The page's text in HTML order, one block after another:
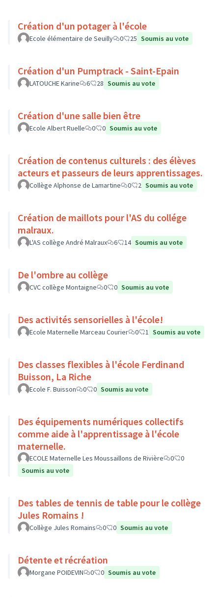
Création d'un potager à l'école
Ecole élémentaire de Seuilly 0 25 Soumis au vote
Création d'un Pumptrack - Saint-Epain
LATOUCHE Karine 6 28 Soumis au vote
Création d'une salle bien être
Ecole Albert Ruelle 0 0 Soumis au vote
Création de contenus culturels : des élèves
acteurs et passeurs de leurs apprentissages.
Collège Alphonse de Lamartine 0 2 Soumis au vote
Création de maillots pour l'AS du collége
malraux.
L'AS collège André Malraux 6 14 Soumis au vote
De l'ombre au collège
CVC collège Montaigne 0 0 Soumis au vote
Des activités sensorielles à l'école!
Ecole Maternelle Marceau Courier 0 1 Soumis au vote
Des classes flexibles à l'école Ferdinand
Buisson, La Riche
Ecole F. Buisson 0 0 Soumis au vote
Des équipements numériques collectifs
comme aide à l'apprentissage à l'école
maternelle.
ECOLE Maternelle Les Moussaillons de Rivière 0
0
Soumis au vote
Des tables de tennis de table pour le collège
Jules Romains !
Collège Jules Romains 0 0 Soumis au vote
Détente et récréation
Morgane POIDEVIN 0 0 Soumis au vote